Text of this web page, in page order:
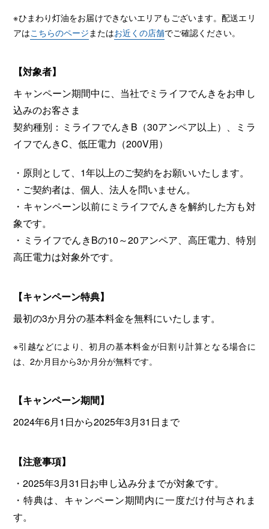
※ひまわり灯油をお届けできないエリアもございます。配送エリ
アはこちらのページ またはお近くの店舗でご確認ください。
【対象者】
キャンペーン期間中に、当社でミライフでんきをお申し
込みのお客さま
契約種別：ミライフでんきB（30アンペア以上）、ミラ
イフでんきC、低圧電力（200V用）
・原則として、1年以上のご契約をお願いいたします。
・ご契約者は、個人、法人を問いません。
・キャンペーン以前にミライフでんきを解約した方も対
象です。
・ミライフでんきBの10～20アンペア、高圧電力、特別
高圧電力は対象外です。
【キャンペーン特典】
最初の3か月分の基本料金を無料にいたします。
※引越などにより、初月の基本料金が日割り計算となる場合に
は、2か月目から3か月分が無料です。
【キャンペーン期間】
2024年6月1日から2025年3月31日まで
【注意事項】
・2025年3月31日お申し込み分までが対象です。
・特典は、キャンペーン期間内に一度だけ付与されま
す。